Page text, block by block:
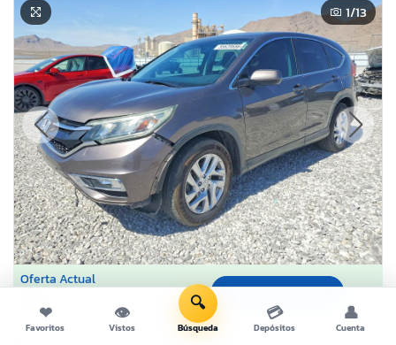
1/13
Oferta Actual
$0 Oferta Ahora!
❤
Favoritos
👁
Vistos
🔍
Búsqueda
💳
Depósitos
👤
Cuenta